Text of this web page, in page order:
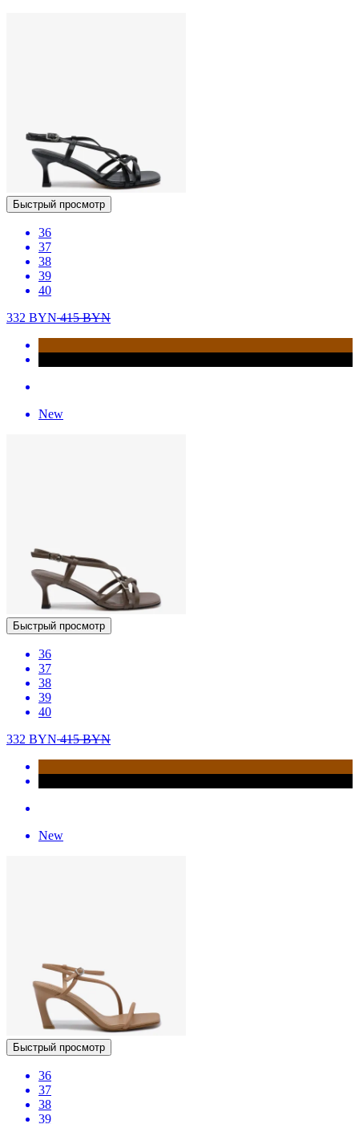
Быстрый просмотр
36
37
38
39
40
332 BYN415BYN
New
Быстрый просмотр
36
37
38
39
40
332 BYN415BYN
New
Быстрый просмотр
36
37
38
39